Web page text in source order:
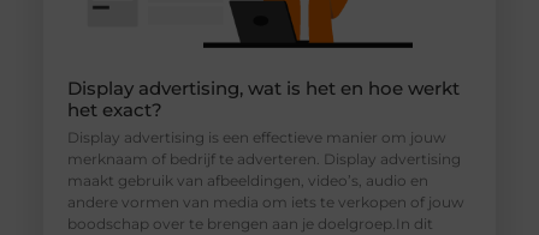
Display advertising, wat is het en hoe werkt
het exact?
Display advertising is een effectieve manier om jouw
merknaam of bedrijf te adverteren. Display advertising
maakt gebruik van afbeeldingen, video’s, audio en
andere vormen van media om iets te verkopen of jouw
boodschap over te brengen aan je doelgroep.In dit